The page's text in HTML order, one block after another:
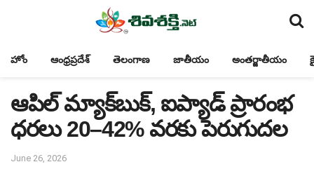
హోం ఆంధ్రప్రదేశ్ తెలంగాణ జాతీయం అంతర్జాతీయం
ఆపిల్ మ్యాక్‌బుక్, ఐప్యాడ్ ప్రారంభ
ధరలు 20–42% వరకు పెరుగుదల
June 26, 2026